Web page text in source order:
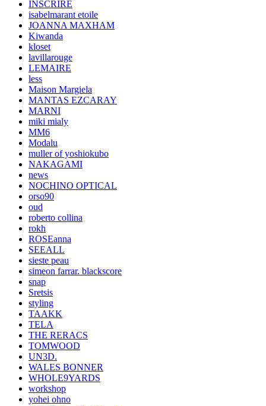
INSCRIRE
isabelmarant etoile
JOANNA MAXHAM
Kiwanda
kloset
lavillarouge
LEMAIRE
less
Maison Margiela
MANTAS EZCARAY
MARNI
miki mialy
MM6
Modalu
muller of yoshiokubo
NAKAGAMI
news
NOCHINO OPTICAL
orso90
oud
roberto collina
rokh
ROSEanna
SEEALL
sieste peau
simeon farrar. blackscore
snap
Sretsis
styling
TAAKK
TELA
THE RERACS
TOMWOOD
UN3D.
WALES BONNER
WHOLE9YARDS
workshop
yohei ohno